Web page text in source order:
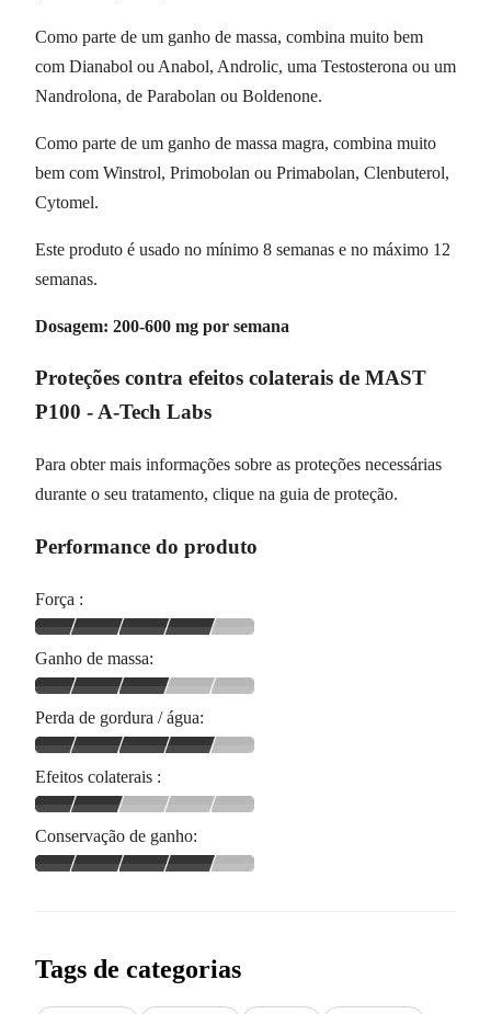
Como parte de um ganho de massa, combina muito bem
com Dianabol ou Anabol, Androlic, uma Testosterona ou um
Nandrolona, de Parabolan ou Boldenone.
Como parte de um ganho de massa magra, combina muito
bem com Winstrol, Primobolan ou Primabolan, Clenbuterol,
Cytomel.
Este produto é usado no mínimo 8 semanas e no máximo 12
semanas.
Dosagem: 200-600 mg por semana
Proteções contra efeitos colaterais de MAST
P100 - A-Tech Labs
Para obter mais informações sobre as proteções necessárias
durante o seu tratamento, clique na guia de proteção.
Performance do produto
Força :
Ganho de massa:
Perda de gordura / água:
Efeitos colaterais :
Conservação de ganho:
Tags de categorias